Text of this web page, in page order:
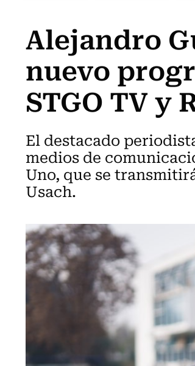
Alejandro
nuevo
STGO TV y
El destacado
medios de
Uno, que se
Usach.